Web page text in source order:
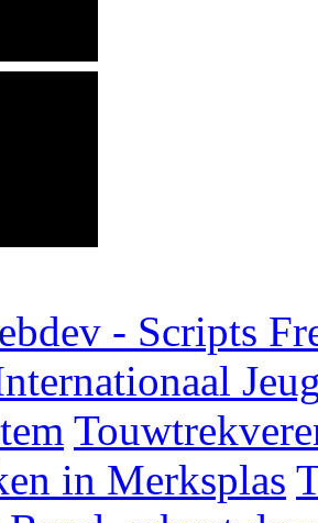
- Scripts
in Merksplas